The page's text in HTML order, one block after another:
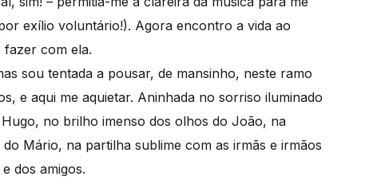
exílio voluntário!). Agora encontro a vida ao
fazer com ela.
sou tentada a pousar, de mansinho, neste ramo
e aqui me aquietar. Aninhada no sorriso iluminado
no brilho imenso dos olhos do João, na
Mário, na partilha sublime com as irmãs e irmãos
dos amigos.